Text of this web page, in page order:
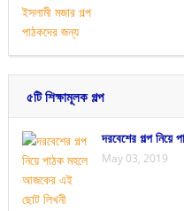
৫টি শিক্ষামূলক গল্প
দরবেশের গল্প
May 03, 2019